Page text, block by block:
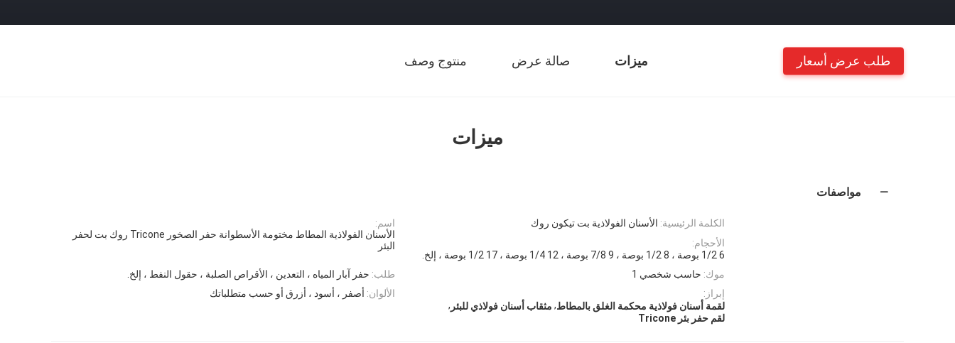
ميزات صالة عرض منتوج وصف طلب عرض أسعار
ميزات
مواصفات
اسم:
الأسنان الفولاذية المطاط مختومة الأسطوانة حفر الصخور Tricone روك بت لحفر
البئر
الكلمة الرئيسية: الأسنان الفولاذية بت تيكون روك
الأحجام:
6 1/2 بوصة ، 8 1/2 بوصة ، 9 7/8 بوصة ، 12 1/4 بوصة ، 17 1/2 بوصة ، إلخ.
طلب: حفر آبار المياه ، التعدين ، الأقراص الصلبة ، حقول النفط ، إلخ. موك: حاسب شخصي 1
الألوان: أصفر ، أسود ، أزرق أو حسب متطلباتك
إبراز:
لقمة أسنان فولاذية محكمة الغلق بالمطاط, مثقاب أسنان فولاذي للبئر ,
لقم حفر بئر Tricone